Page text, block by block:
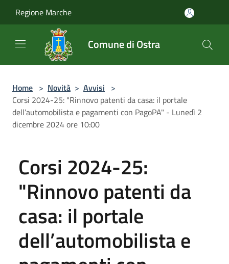
Regione Marche
Comune di Ostra
Home > Novità > Avvisi >
Corsi 2024-25: "Rinnovo patenti da casa: il portale
dell’automobilista e pagamenti con PagoPA" - Lunedì 2
dicembre 2024 ore 10:00
Corsi 2024-25:
"Rinnovo patenti da
casa: il portale
dell’automobilista e